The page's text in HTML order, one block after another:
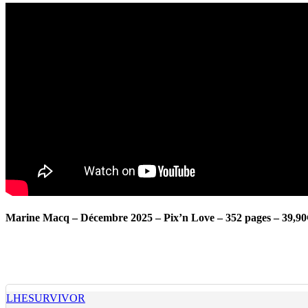
Marine Macq – Décembre 2025 – Pix’n Love – 352 pages –
LHESURVIVOR